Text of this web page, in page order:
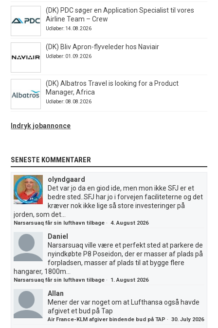
(DK) PDC søger en Application Specialist til vores
Airline Team – Crew
Udløber: 14.08.2026
(DK) Bliv Apron-flyveleder hos Naviair
Udløber: 01.09.2026
(DK) Albatros Travel is looking for a Product
Manager, Africa
Udløber: 08.08.2026
Indryk jobannonce
SENESTE KOMMENTARER
olyndgaard
Det var jo da en giod ide, men mon ikke SFJ er et
bedre sted..SFJ har jo i forvejen faciliteterne og det
kræver nok ikke lige så store investeringer på
jorden, som det...
Narsarsuaq får sin lufthavn tilbage ·4. August 2026
Daniel
Narsarsuaq ville være et perfekt sted at parkere de
nyindkøbte P8 Poseidon, der er masser af plads på
forpladsen, masser af plads til at bygge flere
hangarer, 1800m...
Narsarsuaq får sin lufthavn tilbage · 1. August 2026
Allan
Mener der var noget om at Lufthansa også havde
afgivet et bud på Tap
Air France-KLM afgiver bindende bud på TAP ·30. July 2026